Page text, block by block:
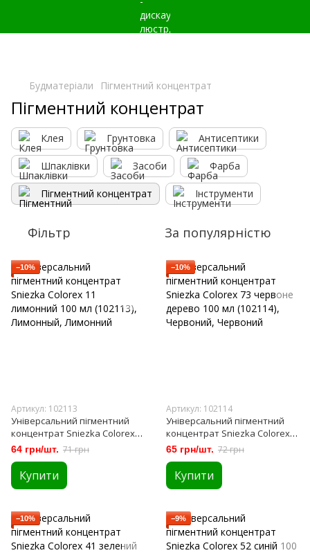
Будматеріали Пігментний концентрат
Пігментний концентрат
Клея Грунтовка Антисептики
Шпаклівки Засоби Фарба
Пігментний концентрат Інструменти
Фільтр За популярністю
−10%
Артикул: 102113
Універсальний пігментний
концентрат Sniezka Colorex
11 лимонний 100 мл (102113)
64 грн/шт. 71 грн
Купити
−10%
Артикул: 102114
Універсальний пігментний
концентрат Sniezka Colorex
73 червоне дерево 100 мл
(102114)
65 грн/шт. 72 грн
Купити
−10% −9%